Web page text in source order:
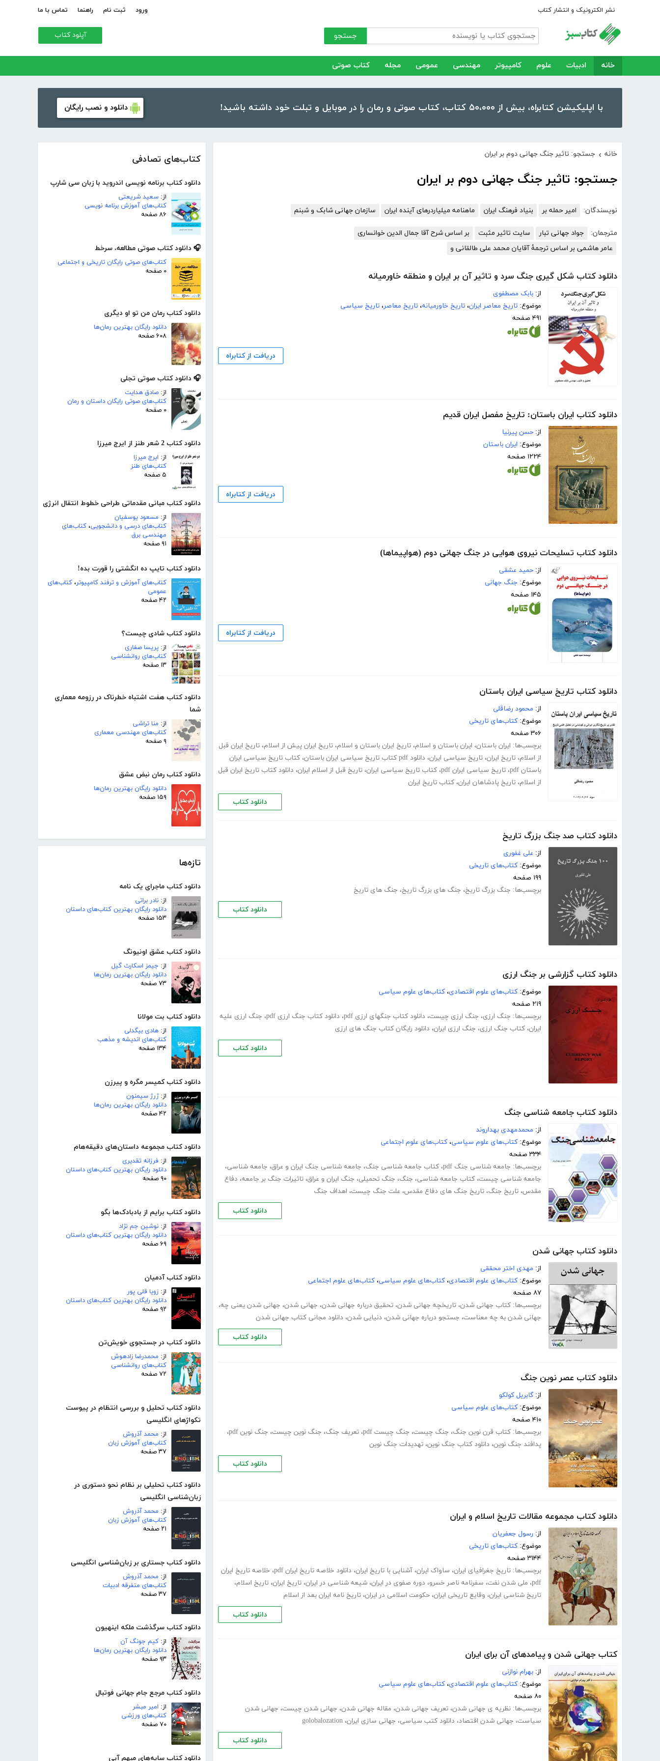
نشر الکترونیک و انتشار کتاب ورود ثبت نام راهنما تماس با ما
جستجو آپلود کتاب
خانه ادبیات علوم کامپیوتر مهندسی عمومی مجله کتاب صوتی
با اپلیکیشن کتابراه، بیش از ۵۰،۰۰۰ کتاب، کتاب صوتی و رمان را در موبایل و تبلت خود داشته باشید! دانلود و نصب رایگان
کتاب‌های تصادفی
دانلود کتاب برنامه نویسی اندروید با زبان سی شارپ
از: سعید شریعتی
کتاب‌های آموزش برنامه نویسی
۸۶ صفحه
🎧 دانلود کتاب صوتی مطالعه، سرخط
کتاب‌های صوتی رایگان تاریخی و اجتماعی
۰ صفحه
دانلود کتاب رمان من تو او دیگری
دانلود رایگان بهترین رمان‌ها
۶۰۸ صفحه
🎧 دانلود کتاب صوتی تجلی
از: صادق هدایت
کتاب‌های صوتی رایگان داستان و رمان
۰ صفحه
دانلود کتاب 2 شعر طنز از ایرج میرزا
از: ایرج میرزا
کتاب‌های طنز
۵ صفحه
دانلود کتاب مبانی مقدماتی طراحی خطوط انتقال انرژی
از: مسعود یوسفیان
کتاب‌های درسی و دانشجویی، کتاب‌های
مهندسی برق
۹۱ صفحه
دانلود کتاب تایپ ده انگشتی را قورت بده!
کتاب‌های آموزش و ترفند کامپیوتر، کتاب‌های
عمومی
۴۲ صفحه
دانلود کتاب شادی چیست؟
از: پریسا صفاری
کتاب‌های روانشناسی
۱۳ صفحه
دانلود کتاب هفت اشتباه خطرناک در رزومه معماری
شما
از: منا تراشی
کتاب‌های مهندسی معماری
۹ صفحه
دانلود کتاب رمان نبض عشق
دانلود رایگان بهترین رمان‌ها
۱۵۹ صفحه
تازه‌ها
دانلود کتاب ماجرای یک نامه
از: نادر براتی
دانلود رایگان بهترین کتاب‌های داستان
۱۵۳ صفحه
دانلود کتاب عشق اونیونگ
از: جیمز اسکارث گیل
دانلود رایگان بهترین رمان‌ها
۷۳ صفحه
دانلود کتاب بت مولانا
از: هادی بیگدلی
کتاب‌های اندیشه و مذهب
۱۳۴ صفحه
دانلود کتاب کمیسر مگره و پیرزن
از:ژرژ سیمنون
دانلود رایگان بهترین رمان‌ها
۴۲ صفحه
دانلود کتاب مجموعه داستان‌های دقیقه‌هام
از: فرزانه تقدیری
دانلود رایگان بهترین کتاب‌های داستان
۹۰ صفحه
دانلود کتاب برایم از بادبادک‌ها بگو
از: نوشین جم نژاد
دانلود رایگان بهترین کتاب‌های داستان
۶۹ صفحه
دانلود کتاب آدمیان
از: زویا قلی پور
دانلود رایگان بهترین کتاب‌های داستان
۹۲ صفحه
دانلود کتاب در جستجوی خویش‌تن
از: محمدرضا زادهوش
کتاب‌های روانشناسی
۷۲ صفحه
دانلود کتاب تحلیل و بررسی انتظام در پیوست
تکواژهای انگلیسی
از: محمد آذروش
کتاب‌های آموزش زبان
۳۷ صفحه
دانلود کتاب تحلیلی بر نظام نحو دستوری در
زبان‌شناسی انگلیسی
از: محمد آذروش
کتاب‌های آموزش زبان
۲۱ صفحه
دانلود کتاب جستاری بر زبان‌شناسی انگلیسی
از: محمد آذروش
کتاب‌های متفرقه ادبیات
۳۷ صفحه
دانلود کتاب سرگذشت ملکه اینهیون
از: کیم جونگ آن
دانلود رایگان بهترین رمان‌ها
۹۳ صفحه
دانلود کتاب مرجع جام جهانی فوتبال
از: امیر مبشر
کتاب‌های ورزشی
۷۰ صفحه
دانلود کتاب سایه‌های مبهم آبی
خانه › جستجو: تاثیر جنگ جهانی دوم بر ایران
جستجو: تاثیر جنگ جهانی دوم بر ایران
نویسندگان: امیر حمله بر بنیاد فرهنگ ایران ماهنامه میلیاردرهای آینده ایران سازمان جهانی شابک و شبنم
مترجمان: جواد جهانی تبار سایت تاثیر مثبت
بر اساس شرح آقا جمال الدین خوانساری
عامر هاشمی بر اساس ترجمۀ آقایان محمد علی طالقانی و
دانلود کتاب شکل گیری جنگ سرد و تاثیر آن بر ایران و منطقه خاورمیانه
از: بابک مصطفوی
موضوع: تاریخ معاصر ایران، تاریخ خاورمیانه، تاریخ معاصر، تاریخ سیاسی
۴۹۱ صفحه
دریافت از کتابراه
دانلود کتاب ایران باستان: تاریخ مفصل ایران قدیم
از: حسن پیرنیا
موضوع: ایران باستان
۱۲۲۴ صفحه
دریافت از کتابراه
دانلود کتاب تسلیحات نیروی هوایی در جنگ جهانی دوم (هواپیماها)
از: حمید عشقی
موضوع: جنگ جهانی
۱۴۵ صفحه
دریافت از کتابراه
دانلود کتاب تاریخ سیاسی ایران باستان
از: محمود رضاقلی
موضوع: کتاب‌های تاریخی
۳۰۶ صفحه
برچسب‌ها: ایران باستان، ایران باستان و اسلام، تاریخ ایران باستان و اسلام، تاریخ ایران پیش از اسلام، تاریخ ایران قبل
از اسلام، تاریخ ایران، تاریخ سیاسی ایران، دانلود pdf کتاب تاریخ سیاسی ایران باستان ، کتاب تاریخ سیاسی ایران
باستان pdf
، تاریخ سیاسی ایران pdf ، کتاب تاریخ سیاسی ایران، تاریخ قبل از اسلام ایران، دانلود کتاب تاریخ ایران قبل
از اسلام، تاریخ پادشاهان ایران، کتاب تاریخ ایران
دانلود کتاب
دانلود کتاب صد جنگ بزرگ تاریخ
از: علی غفوری
موضوع: کتاب‌های تاریخی
۱۹۹ صفحه
برچسب‌ها: جنگ بزرگ تاریخ، جنگ های بزرگ تاریخ، جنگ های تاریخ
دانلود کتاب
دانلود کتاب گزارشی بر جنگ ارزی
موضوع: کتاب‌های علوم اقتصادی، کتاب‌های علوم سیاسی
۲۱۹ صفحه
برچسب‌ها: جنگ ارزی، جنگ ارزی چیست، دانلود کتاب جنگهای ارزی pdf ، دانلود کتاب جنگ ارزی pdf ، جنگ ارزی علیه
ایران، کتاب جنگ ارزی، جنگ ارزی ایران، دانلود رایگان کتاب جنگ های ارزی
دانلود کتاب
دانلود کتاب جامعه شناسی جنگ
از: محمدمهدی بهداروند
موضوع: کتاب‌های علوم سیاسی، کتاب‌های علوم اجتماعی
۳۳۴ صفحه
برچسب‌ها: جامعه شناسی جنگ pdf ، کتاب جامعه شناسی جنگ، جامعه شناسی جنگ ایران و عراق، جامعه شناسی،
جامعه شناسی چیست، کتاب جامعه شناسی، جنگ، جنگ تحمیلی، جنگ ایران و عراق، تاثیرات جنگ بر جامعه، دفاع
مقدس، تاریخ جنگ، تاریخ جنگ های دفاع مقدس، علت جنگ چیست، اهداف جنگ
دانلود کتاب
دانلود کتاب جهانی شدن
از: مهدی اختر محققی
موضوع: کتاب‌های علوم اقتصادی، کتاب‌های علوم سیاسی، کتاب‌های علوم اجتماعی
۸۷ صفحه
برچسب‌ها: کتاب جهانی شدن، تاریخچه جهانی شدن، تحقیق درباره جهانی شدن، جهانی شدن، جهانی شدن یعنی چه،
جهانی شدن به چه معناست، جستجو درباره جهانی شدن، دنیایی شدن، دانلود مجانی کتاب جهانی شدن
دانلود کتاب
دانلود کتاب عصر نوین جنگ
از: گابریل کولکو
موضوع: کتاب‌های علوم سیاسی
۴۱۰ صفحه
برچسب‌ها: کتاب قرن نوین جنگ، جنگ چیست، جنگ چیست pdf ، تعریف جنگ، جنگ نوین چیست، جنگ نوین pdf
،
پدافند جنگ نوین، دانلود کتاب جنگ نوین، تهدیدات جنگ نوین
دانلود کتاب
دانلود کتاب مجموعه مقالات تاریخ اسلام و ایران
از: رسول جعفریان
موضوع: کتاب‌های تاریخی
۳۱۴۴ صفحه
برچسب‌ها: تاریخ جغرافیای ایران، ساواک ایران، آشنایی با تاریخ ایران، دانلود خلاصه تاریخ ایران pdf ، خلاصه تاریخ ایران
pdf، ملی شدن نفت، سفرنامه ناصر خسرو، دوره صفوی در ایران، شیعه شناسی در ایران، تاریخ ایران، تاریخ اسلام،
تاریخ شناسی ایران، وقایع تاریخی ایران، حکومت اسلامی در ایران، تاریخ نامه ایران بعد از اسلام
دانلود کتاب
کتاب جهانی شدن و پیامدهای آن برای ایران
از: بهرام نوازنی
موضوع: کتاب‌های علوم اقتصادی، کتاب‌های علوم سیاسی
۸۰ صفحه
برچسب‌ها: نظریه ی جهانی شدن، تعریف جهانی شدن، مقاله جهانی شدن، جهانی شدن چیست، جهانی شدن
سیاست، جهانی شدن اقتصاد، دانلود کتب سیاسی، جهانی سازی ایران، golobalozation
دانلود کتاب